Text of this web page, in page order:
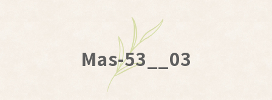
Mas-53__03